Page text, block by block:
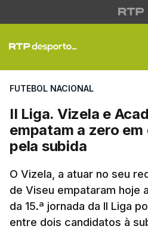
II Liga.
FUTEBOL NACIONAL
II Liga. Vizela e
empatam a zero
pela subida
O Vizela, a atuar no seu
de Viseu empataram hoje
da 15.ª jornada da II Liga
entre dois candidatos à